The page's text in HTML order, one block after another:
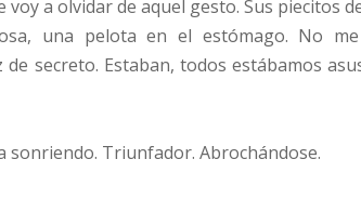
voy a olvidar de aquel gesto. Sus piecitos
una pelota en el estómago. No
secreto. Estaban, todos estábamos
sonriendo. Triunfador. Abrochándose.